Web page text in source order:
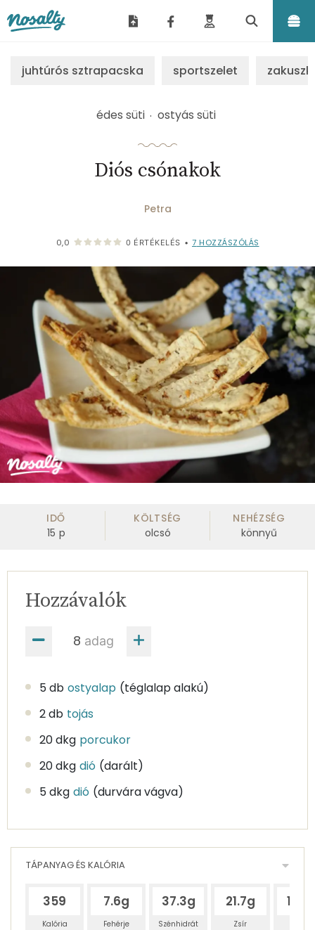
juhtúrós sztrapacska sportszelet
édes süti ostyás süti
Diós csónakok
Petra
0,0 0 ÉRTÉKELÉS • 7 HOZZÁSZÓLÁS
IDŐ
15 p
KÖLTSÉG
olcsó
NEHÉZSÉG
könnyű
adag
Hozzávalók
5 db ostyalap (téglalap alakú)
2 db tojás
20 dkg porcukor
20 dkg dió (darált)
5 dkg dió (durvára vágva)
TÁPANYAG ÉS KALÓRIA
359
Kalória
7.6g
Fehérje
37.3g
Szénhidrát
21.7g
Zsír